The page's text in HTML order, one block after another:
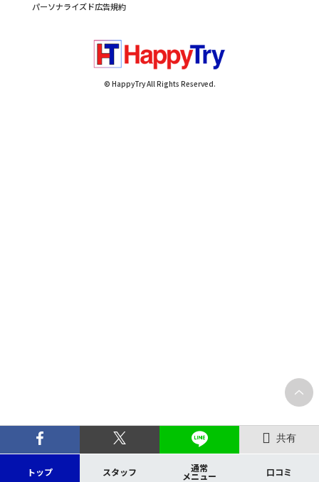
共有
トップ スタッフ 通常
メニュー 口コミ
パーソナライズド広告規約
© HappyTry All Rights Reserved.